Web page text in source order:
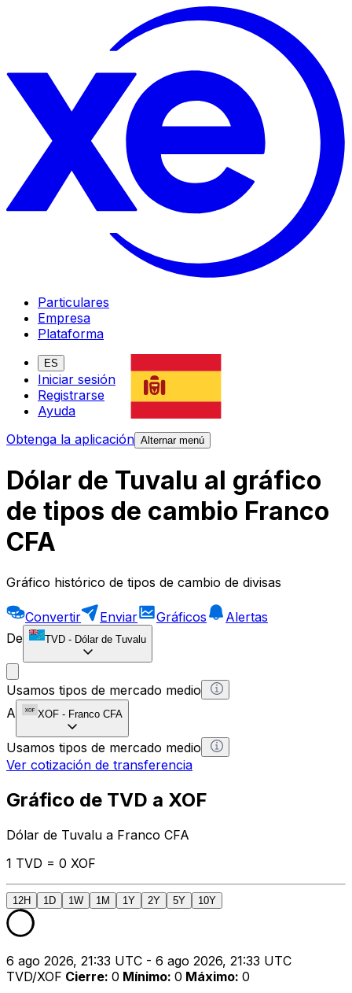
Particulares
Empresa
Plataforma
ES
Iniciar sesión
Registrarse
Ayuda
Obtenga la aplicación Alternar menú
Dólar de Tuvalu al gráfico
de tipos de cambio Franco
CFA
Gráfico histórico de tipos de cambio de divisas
Convertir Enviar Gráficos
Alertas
De
TVD - Dólar de Tuvalu
Usamos tipos de mercado medio
A
XOF - Franco CFA
Usamos tipos de mercado medio
Ver cotización de transferencia
Gráfico de TVD a XOF
Dólar de Tuvalu a Franco CFA
1 TVD = 0 XOF
12H 1D 1W 1M 1Y 2Y 5Y 10Y
6 ago 2026, 21:33 UTC - 6 ago 2026, 21:33 UTC
TVD/XOF Cierre: 0 Mínimo: 0 Máximo: 0